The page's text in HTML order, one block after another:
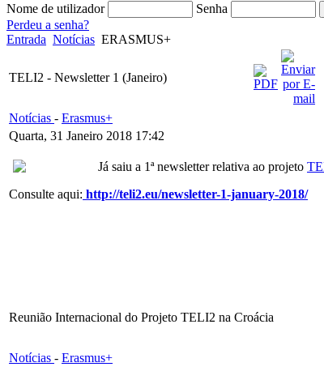
Nome de utilizador
Senha
Perdeu a senha?
Entrada Notícias ERASMUS+
TELI2 - Newsletter 1 (Janeiro)
Notícias - Erasmus+
Quarta, 31 Janeiro 2018 17:42
Já saiu a 1ª newsletter relativa ao projeto
Consulte aqui: http://teli2.eu/newsletter-1-january-2018/
Reunião Internacional do Projeto TELI2 na Croácia
Notícias - Erasmus+